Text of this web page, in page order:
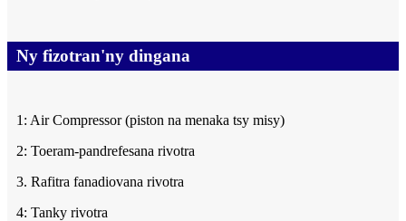
Ny fizotran'ny dingana
1: Air Compressor (piston na menaka tsy misy)
2: Toeram-pandrefesana rivotra
3. Rafitra fanadiovana rivotra
4: Tanky rivotra